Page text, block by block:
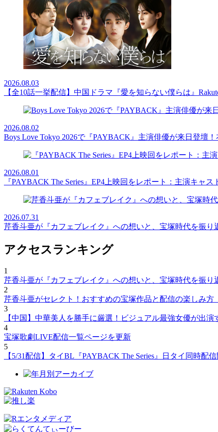
2026.08.03
【全10話一挙配信】中国ドラマ『愛を知らない僕らは』
2026.08.02
Boys Love Tokyo 2026で『PAYBACK』主演俳優が来日登壇
2026.08.01
『PAYBACK The Series』EP4上映回をレポート：主演キャ
2026.07.31
芹香斗亜が『カフェブレイク』への想いと、宝塚時代を振
アクセスランキング
1
芹香斗亜が『カフェブレイク』への想いと、宝塚時代を振
2
芹香斗亜がセレクト！おすすめの宝塚作品と配信の楽しみ
3
【中国】中華美人を勝手に厳選！ビジュアル最強女優が出
4
宝塚歌劇LIVE配信一覧ページを更新
5
【5/31配信】タイBL『PAYBACK The Series』日タイ同時